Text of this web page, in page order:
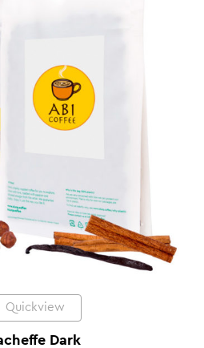
Quickview
Dark